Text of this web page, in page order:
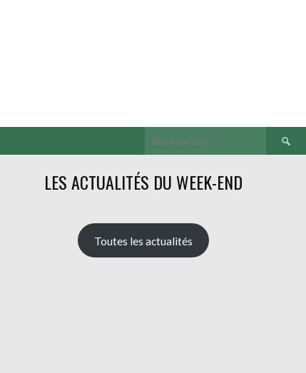
LES ACTUALITÉS DU WEEK-END
Toutes les actualités